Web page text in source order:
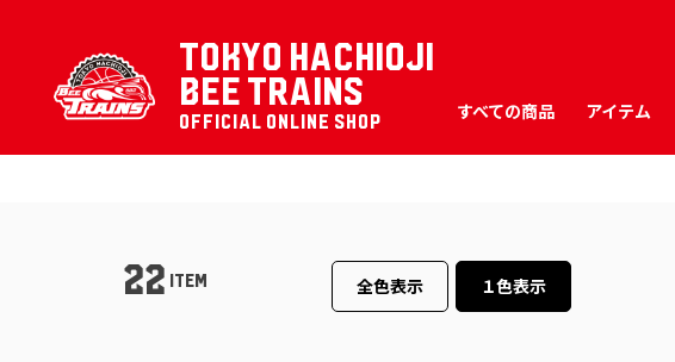
TOKYO HACHIOJI
BEE TRAINS
OFFICIAL ONLINE SHOP すべての商品 アイテム
22 ITEM 全色表示 １色表示